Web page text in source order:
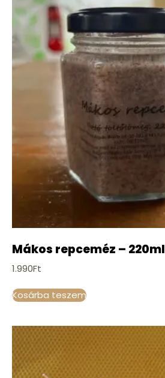
Mákos repceméz – 220ml
1.990Ft
Kosárba teszem